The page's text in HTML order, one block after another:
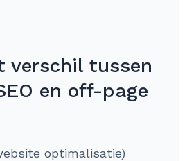
verschil tussen
en off-page
optimalisatie)